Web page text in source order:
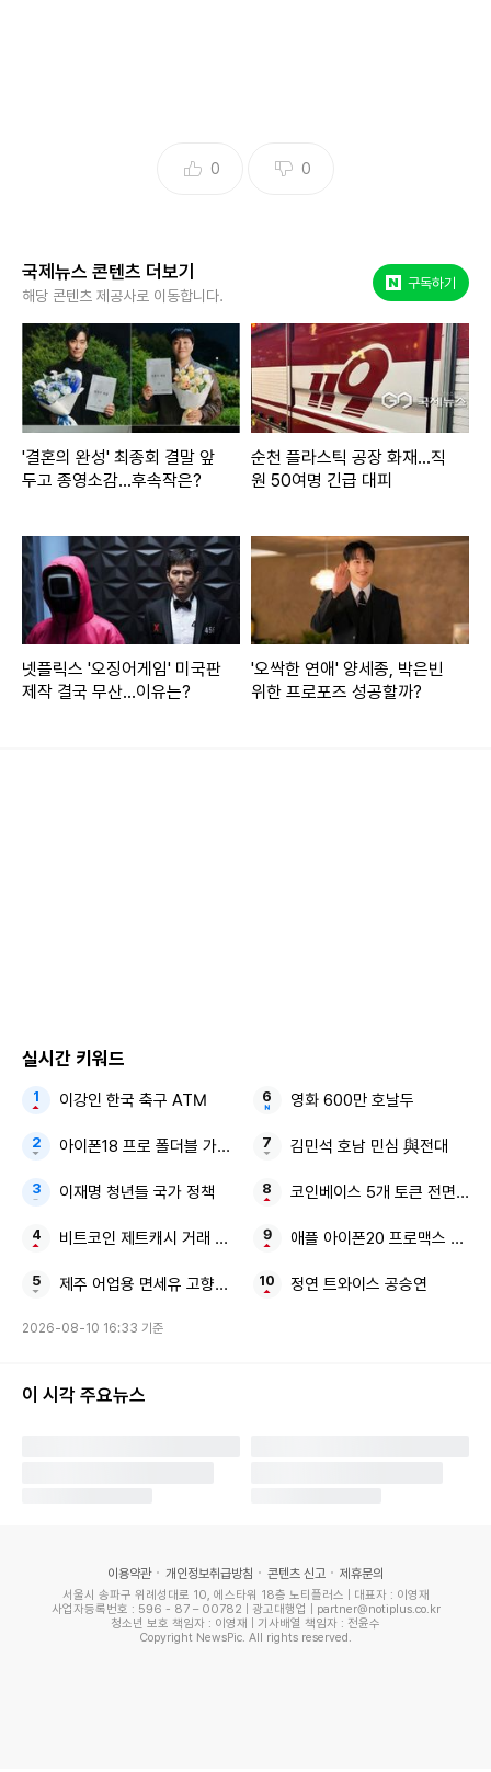
싱숭생숭해진 영식은 이날 숙소 방으로 돌아와 다른 솔로남에
제작진과의 속마음 인터뷰에서 “솔직히 뒤통수 한 대 맞은 기
잠시 후 영식은 뭔가를 결심한 듯, 공용 거실에서 현숙을 만나
자 ‘1:1 대화’를 청한다. 이어 그는 “내가 생각해 봤는데 오늘 내
일은 너한테 한번 집중해 보려고”라고 고백한다. 또
한 영식은 “순자님하고 좋은 관계가 이뤄진 건 맞지만 솔직한
한 플러팅을 한다.
현숙은 고개를 끄덕이면서 영식과 연애, 결혼관에 대해 진지하
게 대화를 나눈다. 이때 현숙은 “부부가 서로 좋아야 아이도 좋
은 영향을 받는다”며 자신의 결혼관을 언급하는데, 영식은 “강
치솟았다. 또한 굿데이터 코퍼레이션이 집계하는 ‘펀덱스 차
는 등 식지 않는 인기와 화제성을 과시했다.
A와 SBS Plus에서 방송하는 ‘나는 SOLO’에서 확인할 수 있
다.ㅍ
Copyright ⓒ 국제뉴스 무단 전재 및 재배포 금지
본 콘텐츠는 뉴스픽 파트너스
0 0
국제뉴스 콘텐츠 더보기
해당 콘텐츠 제공사로 이동합니다.
구독하기
'결혼의 완성' 최종회 결말 앞
두고 종영소감...후속작은?
순천 플라스틱 공장 화재...직
원 50여명 긴급 대피
넷플릭스 '오징어게임' 미국판
제작 결국 무산...이유는?
'오싹한 연애' 양세종, 박은빈
위한 프로포즈 성공할까?
실시간 키워드
이강인 한국 축구 ATM
아이폰18 프로 폴더블 가변 조리개
이재명 청년들 국가 정책
비트코인 제트캐시 거래 비중
제주 어업용 면세유 고향사랑기부금
영화 600만 호날두
김민석 호남 민심 與전대
코인베이스 5개 토큰 전면 거
애플 아이폰20 프로맥스 6.96
정연 트와이스 공승연
2026-08-10 16:33 기준
이 시각 주요뉴스
이용약관 개인정보취급방침 콘텐츠 신고 제휴문의
서울시 송파구 위례성대로 10, 에스타워 18층 노티플러스 | 대표자 : 이영재
사업자등록번호 : 596 - 87 – 00782 | 광고대행업 | partner@notiplus.co.kr
청소년 보호 책임자 : 이영재 | 기사배열 책임자 : 전윤수
Copyright NewsPic. All rights reserved.